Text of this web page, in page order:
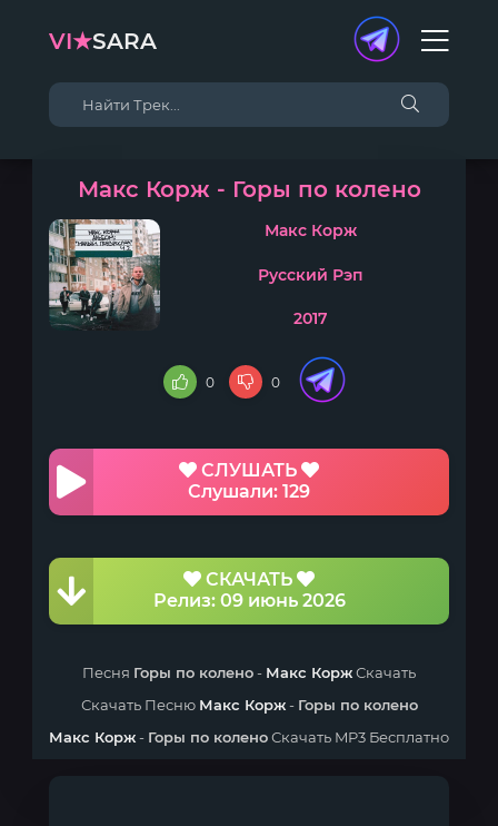
VI★SARA
Макс Корж - Горы по колено
Макс Корж
Русский Рэп
2017
0 0
СЛУШАТЬ
Слушали: 129
СКАЧАТЬ
Релиз: 09 июнь 2026
Песня Горы по колено- Макс КоржСкачать
Скачать Песню Макс Корж- Горы по колено
Макс Корж- Горы по коленоСкачать MP3 Бесплатно